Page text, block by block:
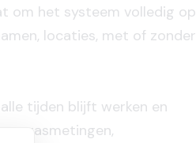
om het systeem volledig op
locaties, met of zonder
tijden blijft werken en
gasmetingen,